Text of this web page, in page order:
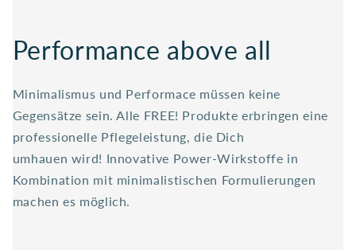
Performance above all
Minimalismus und Performace müssen keine
Gegensätze sein. Alle FREE! Produkte erbringen eine
professionelle Pflegeleistung, die Dich
umhauen wird! Innovative Power-Wirkstoffe in
Kombination mit minimalistischen Formulierungen
machen es möglich.